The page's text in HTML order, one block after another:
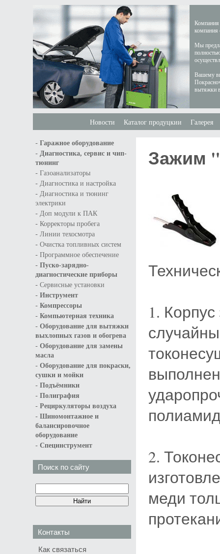
Компания
компания
Мы
Вашему
вытяжки
Новости Каталог продуцкии Галерея
- Гаражное оборудование
- Диагностика, сервис и чип-
тюнинг
- Газоанализаторы
- Диагностика и настройка
- Диагностика и тюнинг
электрики
- Доп модули к ПАК
- Корректоры пробега
- Линии техосмотра
- Очистка топливных систем
- Программное обеспечение
- Пуско-зарядно-
диагностические приборы
- Сервисные установки
- Инструмент
- Компрессоры
- Компьютерная техника
- Оборудование для вытяжки
выхлопных газов и обогрева
- Оборудование для замены
масла
- Оборудование для покраски,
сушки и мойки
- Подъёмники
- Полиграфия
- Рециркуляторы воздуха
- Шиномонтажное и
балансировочное
оборудование
- Специнструмент
Поиск по сайту
Контакты
Как связаться
Зажим
1.
2.
меди